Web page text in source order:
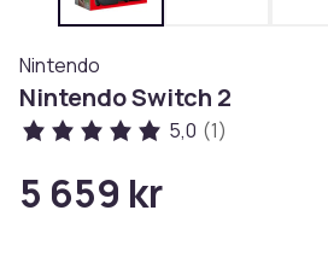
Nintendo
Nintendo Switch 2
5,0 (1)
5 659 kr